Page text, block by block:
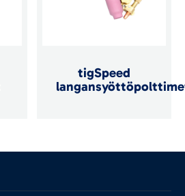
tigSpeed